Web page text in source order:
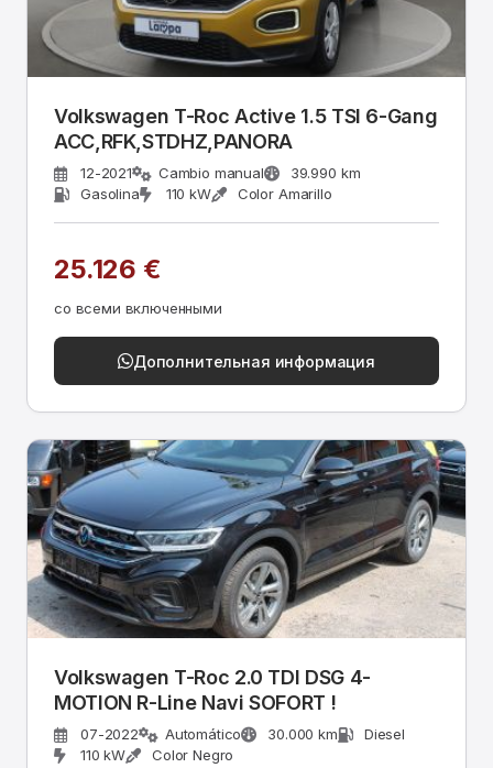
Volkswagen T-Roc Active 1.5 TSI 6-Gang
ACC,RFK,STDHZ,PANORA
12-2021 Cambio manual
39.990 km
Gasolina
110 kW Color Amarillo
25.126 €
со всеми включенными
Дополнительная информация
Volkswagen T-Roc 2.0 TDI DSG 4-
MOTION R-Line Navi SOFORT !
07-2022 Automático 30.000 km
Diesel
110 kW
Color Negro